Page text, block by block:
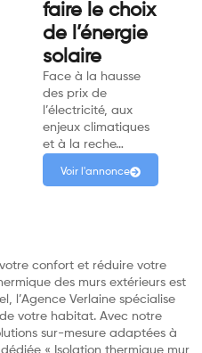
faire le choix
de l’énergie
solaire
Face à la hausse
des prix de
l’électricité, aux
enjeux climatiques
et à la reche…
Voir l'annonce
confort et réduire votre
des murs extérieurs est
l’Agence Verlaine spécialise
votre habitat. Avec notre
sur-mesure adaptées à
« Isolation thermique mur